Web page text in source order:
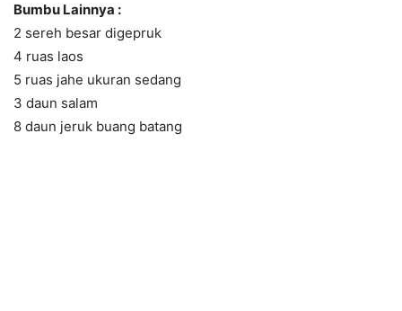
Bumbu Lainnya :
2 sereh besar digepruk
4 ruas laos
5 ruas jahe ukuran sedang
3 daun salam
8 daun jeruk buang batang